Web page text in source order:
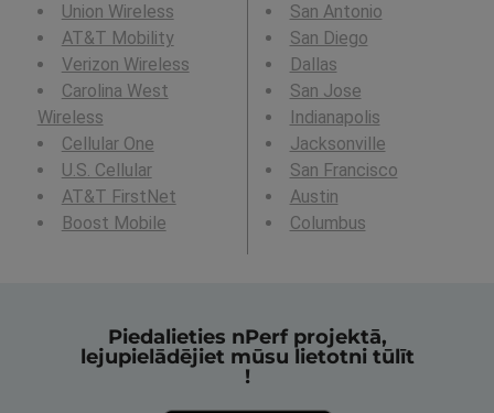
Union Wireless
AT&T Mobility
Verizon Wireless
Carolina West
Wireless
Cellular One
U.S. Cellular
AT&T FirstNet
Boost Mobile
San Antonio
San Diego
Dallas
San Jose
Indianapolis
Jacksonville
San Francisco
Austin
Columbus
Piedalieties nPerf projektā,
lejupielādējiet mūsu lietotni tūlīt
!